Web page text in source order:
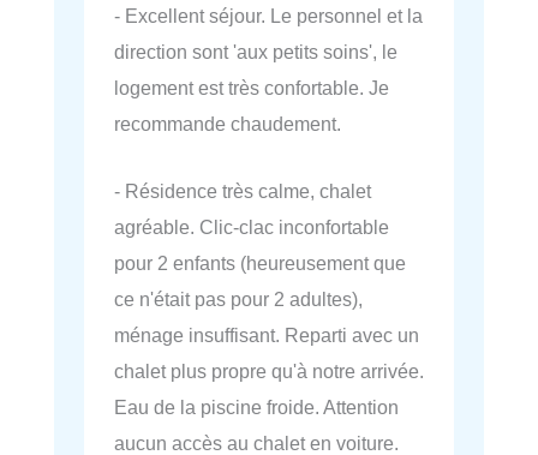
- Excellent séjour. Le personnel et la
direction sont 'aux petits soins', le
logement est très confortable. Je
recommande chaudement.
- Résidence très calme, chalet
agréable. Clic-clac inconfortable
pour 2 enfants (heureusement que
ce n'était pas pour 2 adultes),
ménage insuffisant. Reparti avec un
chalet plus propre qu'à notre arrivée.
Eau de la piscine froide. Attention
aucun accès au chalet en voiture.